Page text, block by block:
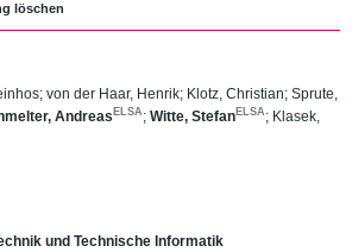
löschen
; von der Haar, Henrik; Klotz, Christian; Sprute,
Andreas ELSA ; Witte, Stefan ELSA ; Klasek,
und Technische Informatik